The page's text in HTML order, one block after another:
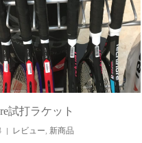
試打ラケット
レビュー, 新商品